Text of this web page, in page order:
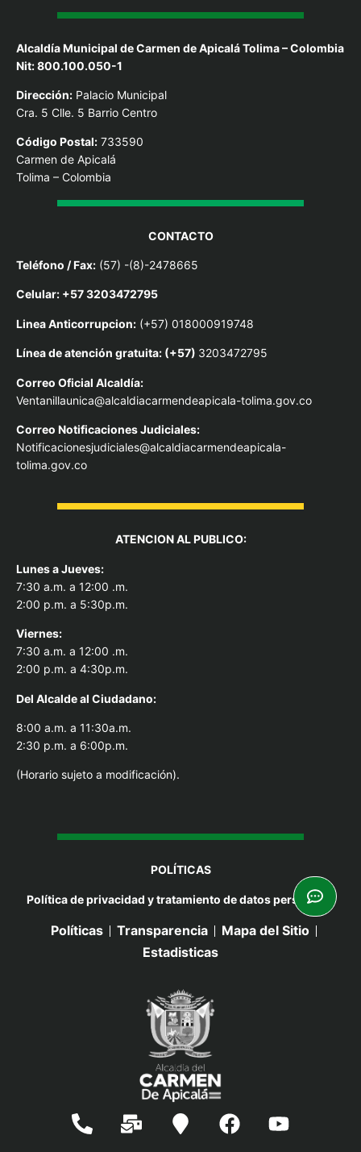
Alcaldía Municipal de Carmen de Apicalá Tolima – Colombia
Nit: 800.100.050-1
Dirección: Palacio Municipal
Cra. 5 Clle. 5 Barrio Centro
Código Postal: 733590
Carmen de Apicalá
Tolima – Colombia
CONTACTO
Teléfono / Fax: (57) -(8)-2478665
Celular: +57 3203472795
Linea Anticorrupcion: (+57) 018000919748
Línea de atención gratuita: (+57) 3203472795
Correo Oficial Alcaldía:
Ventanillaunica@alcaldiacarmendeapicala-tolima.gov.co
Correo Notificaciones Judiciales:
Notificacionesjudiciales@alcaldiacarmendeapicala-
tolima.gov.co
ATENCION AL PUBLICO:
Lunes a Jueves:
7:30 a.m. a 12:00 .m.
2:00 p.m. a 5:30p.m.
Viernes:
7:30 a.m. a 12:00 .m.
2:00 p.m. a 4:30p.m.
Del Alcalde al Ciudadano:
8:00 a.m. a 11:30a.m.
2:30 p.m. a 6:00p.m.
(Horario sujeto a modificación).
POLÍTICAS
Política de privacidad y tratamiento de datos personales
Políticas Transparencia
Mapa del Sitio
Estadisticas